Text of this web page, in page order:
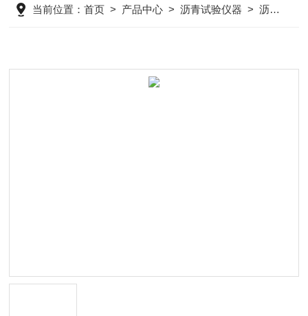
当前位置：首页 > 产品中心 >沥青试验仪器 >沥青集料加速磨光机